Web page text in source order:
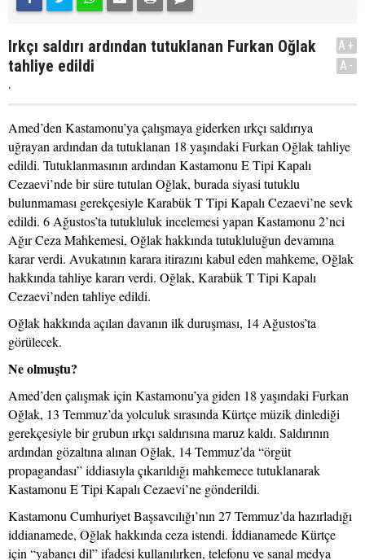
Irkçı saldırı ardından tutuklanan Furkan Oğlak
tahliye edildi
.
A+
A-
Amed’den Kastamonu’ya çalışmaya giderken ırkçı saldırıya
uğrayan ardından da tutuklanan 18 yaşındaki Furkan Oğlak tahliye
edildi. Tutuklanmasının ardından Kastamonu E Tipi Kapalı
Cezaevi’nde bir süre tutulan Oğlak, burada siyasi tutuklu
bulunmaması gerekçesiyle Karabük T Tipi Kapalı Cezaevi’ne sevk
edildi. 6 Ağustos’ta tutukluluk incelemesi yapan Kastamonu 2’nci
Ağır Ceza Mahkemesi, Oğlak hakkında tutukluluğun devamına
karar verdi. Avukatının karara itirazını kabul eden mahkeme, Oğlak
hakkında tahliye kararı verdi. Oğlak, Karabük T Tipi Kapalı
Cezaevi’nden tahliye edildi.
Oğlak hakkında açılan davanın ilk duruşması, 14 Ağustos’ta
görülecek.
Ne olmuştu?
Amed’den çalışmak için Kastamonu’ya giden 18 yaşındaki Furkan
Oğlak, 13 Temmuz’da yolculuk sırasında Kürtçe müzik dinlediği
gerekçesiyle bir grubun ırkçı saldırısına maruz kaldı. Saldırının
ardından gözaltına alınan Oğlak, 14 Temmuz’da “örgüt
propagandası” iddiasıyla çıkarıldığı mahkemece tutuklanarak
Kastamonu E Tipi Kapalı Cezaevi’ne gönderildi.
Kastamonu Cumhuriyet Başsavcılığı’nın 27 Temmuz’da hazırladığı
iddianamede, Oğlak hakkında ceza istendi. İddianamede Kürtçe
için “yabancı dil” ifadesi kullanılırken, telefonu ve sanal medya